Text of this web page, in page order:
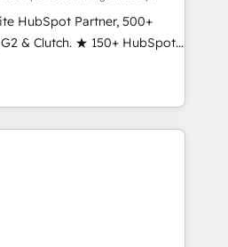
HubSpot Partner, 500+
& Clutch. ★ 150+ HubSpot
across the team ★
across five continents ★ AI-
obsessed ★
helps
workflows that drive adoption
What we do ➤
with workflows built